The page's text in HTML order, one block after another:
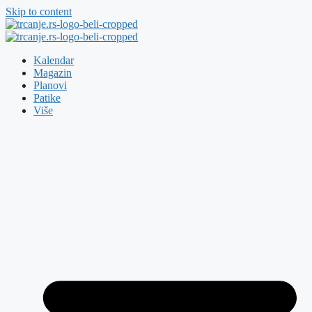
Skip to content
Kalendar
Magazin
Planovi
Patike
Više